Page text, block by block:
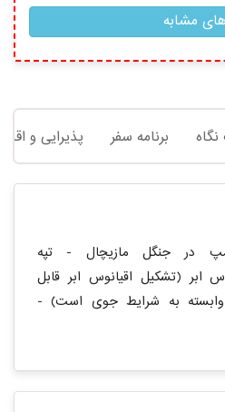
مشابه
برنامه سفر پذیرایی و
در جنگل مازیچال - تپه
ابر (تشکیل اقیانوس ابر قابل
به شرایط جوی است) -